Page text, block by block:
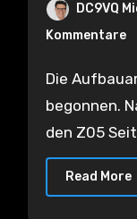
DC9VQ
Kommentare
Die Aufbauarbeiten bei DB0AIS haben
begonnen.
den Z05
Read More